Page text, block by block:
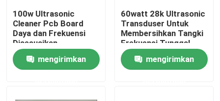
Kontrol kualitas
Hubungi kami
100w Ultrasonic
Cleaner Pcb Board
Daya dan Frekuensi
Disesuaikan
mengirimkan
60watt 28k Ultrasonic
Transduser Untuk
Membersihkan Tangki
Frekuensi Tunggal
mengirimkan